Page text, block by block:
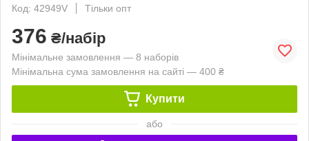
Код: 42949V
Тільки опт
376 ₴/набір
Мінімальне замовлення — 8 наборів
Мінімальна сума замовлення на сайті — 400 ₴
Купити
або